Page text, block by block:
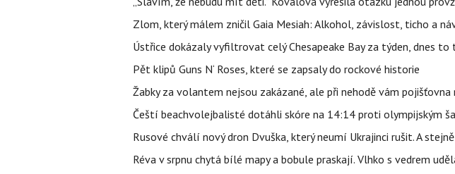
Zlom, který málem zničil Gaia Mesiah: Alkohol, závislost, ticho a
Ústřice dokázaly vyfiltrovat celý Chesapeake Bay za týden, dnes to
Pět klipů Guns N‘ Roses, které se zapsaly do rockové historie
Žabky za volantem nejsou zakázané, ale při nehodě vám
Čeští beachvolejbalisté dotáhli skóre na 14:14 proti olympijským
Rusové chválí nový dron Dvuška, který neumí Ukrajinci rušit. A
Réva v srpnu chytá bílé mapy a bobule praskají. Vlhko s vedrem